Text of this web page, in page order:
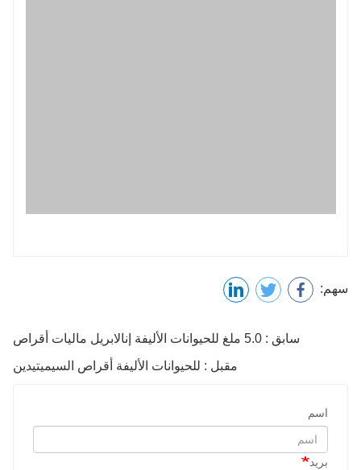
سهم:
سابق : 5.0 ملغ للحيوانات الأليفة إنالابريل ماليات أقراص
مقبل : للحيوانات الأليفة أقراص السيميتيدين
اسم
بريد